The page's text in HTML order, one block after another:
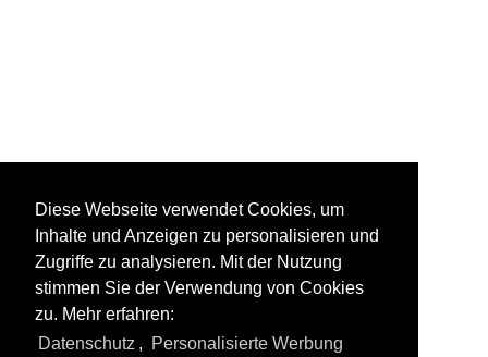
Diese Webseite verwendet Cookies, um
Inhalte und Anzeigen zu personalisieren und
Zugriffe zu analysieren. Mit der Nutzung
stimmen Sie der Verwendung von Cookies
zu. Mehr erfahren:
Datenschutz , Personalisierte Werbung